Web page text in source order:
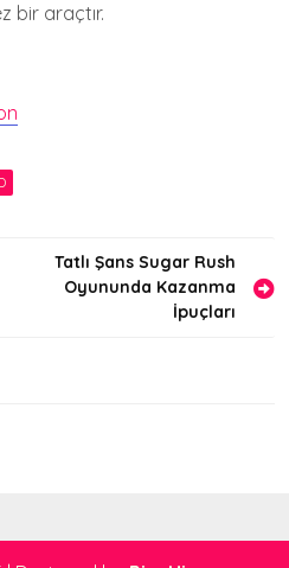
bir araçtır.
Tatlı Şans Sugar Rush
Oyununda Kazanma
İpuçları